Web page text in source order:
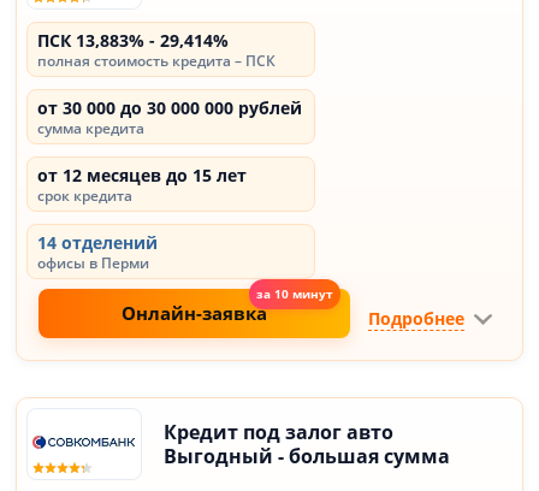
ПСК 13,883% - 29,414%
полная стоимость кредита – ПСК
от 30 000 до 30 000 000 рублей
сумма кредита
от 12 месяцев до 15 лет
срок кредита
14 отделений
офисы в Перми
Онлайн-заявка Подробнее
Кредит под залог авто
Выгодный - большая сумма